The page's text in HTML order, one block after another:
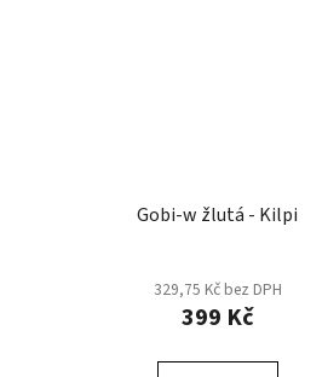
Gobi-w žlutá - Kilpi
329,75 Kč bez DPH
399 Kč